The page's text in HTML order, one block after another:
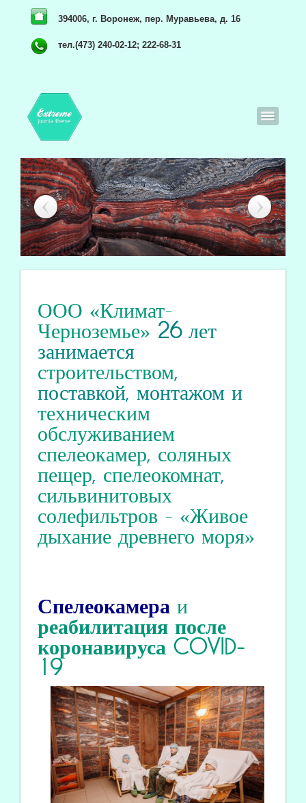
394006, г. Воронеж, пер. Муравьева, д. 16
тел.(473) 240-02-12; 222-68-31
ООО «Климат-
Черноземье» 26лет
занимается
строительством,
поставкой, монтажом и
техническим
обслуживанием
спелеокамер, соляных
пещер, спелеокомнат,
сильвинитовых
солефильтров - «Живое
дыхание древнего моря»
Спелеокамера и
реабилитацияпосле
коронавируса COVID-
19